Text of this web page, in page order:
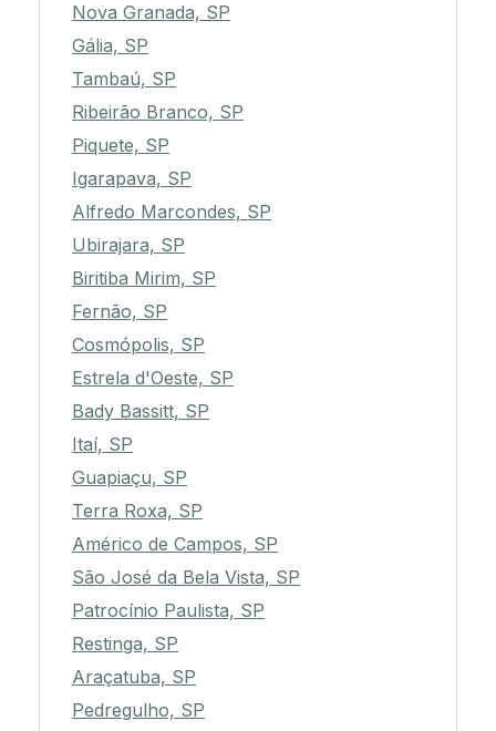
Nova Granada, SP
Gália, SP
Tambaú, SP
Ribeirão Branco, SP
Piquete, SP
Igarapava, SP
Alfredo Marcondes, SP
Ubirajara, SP
Biritiba Mirim, SP
Fernão, SP
Cosmópolis, SP
Estrela d'Oeste, SP
Bady Bassitt, SP
Itaí, SP
Guapiaçu, SP
Terra Roxa, SP
Américo de Campos, SP
São José da Bela Vista, SP
Patrocínio Paulista, SP
Restinga, SP
Araçatuba, SP
Pedregulho, SP